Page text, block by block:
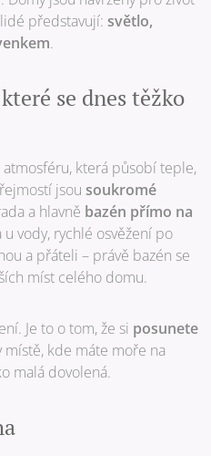
představují: světlo,
.
se dnes těžko
atmosféru, která působí teple,
jsou soukromé
a hlavně bazén přímo na
u vody, rychlé osvěžení po
a přáteli – právě bazén se
míst celého domu.
Je to o tom, že si posunete
místě, kde máte moře na
malá dovolená.